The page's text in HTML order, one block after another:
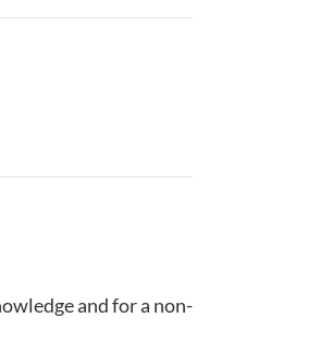
and for a non-